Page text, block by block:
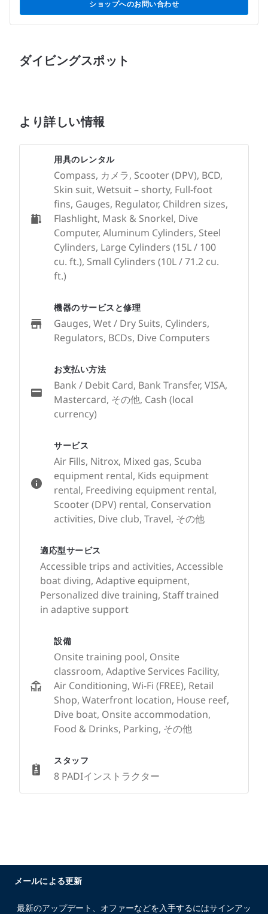
ショップへのお問い合わせ
ダイビングスポット
より詳しい情報
サービス
Air Fills, Nitrox, Mixed gas, Scuba
equipment rental, Kids equipment
rental, Freediving equipment rental,
Scooter (DPV) rental, Conservation
activities, Dive club, Travel, その他
適応型サービス
Accessible trips and activities, Accessible
boat diving, Adaptive equipment,
Personalized dive training, Staff trained
in adaptive support
設備
Onsite training pool, Onsite
classroom, Adaptive Services Facility,
Air Conditioning, Wi-Fi (FREE), Retail
Shop, Waterfront location, House reef,
Dive boat, Onsite accommodation,
Food & Drinks, Parking, その他
スタッフ
8 PADIインストラクター
用具のレンタル
Compass, カメラ, Scooter (DPV), BCD,
Skin suit, Wetsuit – shorty, Full-foot
fins, Gauges, Regulator, Children sizes,
Flashlight, Mask & Snorkel, Dive
Computer, Aluminum Cylinders, Steel
Cylinders, Large Cylinders (15L / 100
cu. ft.), Small Cylinders (10L / 71.2 cu.
ft.)
機器のサービスと修理
Gauges, Wet / Dry Suits, Cylinders,
Regulators, BCDs, Dive Computers
お支払い方法
Bank / Debit Card, Bank Transfer, VISA,
Mastercard, その他, Cash (local
currency)
メールによる更新
最新のアップデート、オファーなどを入手するにはサインアッ